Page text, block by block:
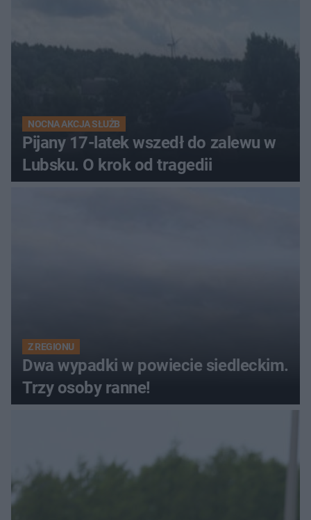
NOCNA AKCJA SŁUŻB
Pijany 17-latek wszedł do zalewu w
Lubsku. O krok od tragedii
Z REGIONU
Dwa wypadki w powiecie siedleckim.
Trzy osoby ranne!